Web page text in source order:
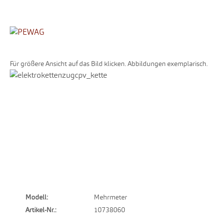
Für größere Ansicht auf das Bild klicken. Abbildungen exemplarisch.
Bildergalerie überspringen
Modell:
Mehrmeter
Artikel-Nr.:
10738060